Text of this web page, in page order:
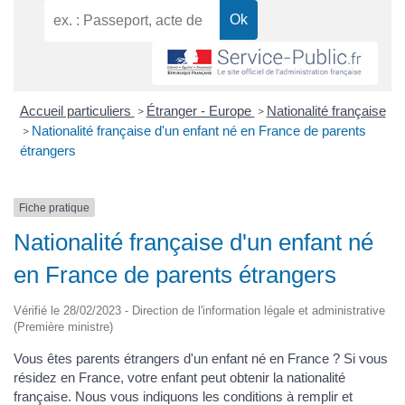
Accueil particuliers > Étranger - Europe > Nationalité française
> Nationalité française d'un enfant né en France de parents
étrangers
Fiche pratique
Nationalité française d'un enfant né
en France de parents étrangers
Vérifié le 28/02/2023 - Direction de l'information légale et administrative
(Première ministre)
Vous êtes parents étrangers d'un enfant né en France ? Si vous
résidez en France, votre enfant peut obtenir la nationalité
française. Nous vous indiquons les conditions à remplir et